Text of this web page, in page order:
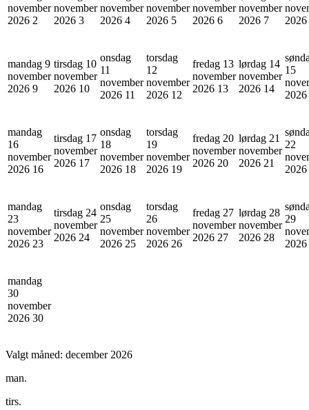
november
2026 2
november
2026 3
november
2026 4
november
2026 5
november
2026 6
november
2026 7
2026
mandag 9
november
2026 9
tirsdag 10
november
2026 10
onsdag
11
november
2026 11
torsdag
12
november
2026 12
fredag 13
november
2026 13
lørdag 14
november
2026 14
15
2026
mandag
16
november
2026 16
tirsdag 17
november
2026 17
onsdag
18
november
2026 18
torsdag
19
november
2026 19
fredag 20
november
2026 20
lørdag 21
november
2026 21
22
2026
mandag
23
november
2026 23
tirsdag 24
november
2026 24
onsdag
25
november
2026 25
torsdag
26
november
2026 26
fredag 27
november
2026 27
lørdag 28
november
2026 28
29
2026
mandag
30
november
2026 30
Valgt måned: december 2026
man.
tirs.